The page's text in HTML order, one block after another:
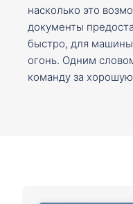
насколько это
документы
быстро, для машины
огонь. Одним
команду за